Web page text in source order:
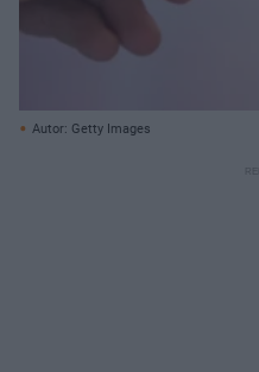
Autor: Getty Images